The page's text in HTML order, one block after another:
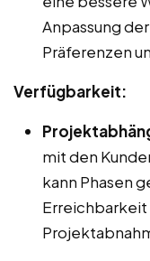
Anpassung
Präferenzen
Verfügbarkeit:
mit den
kann Phasen